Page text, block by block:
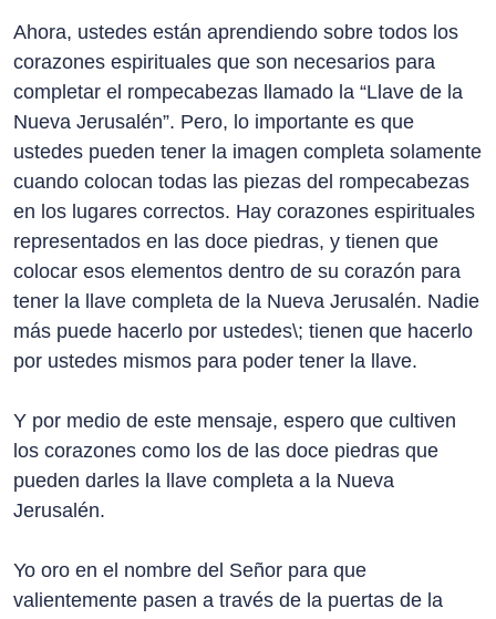
Ahora, ustedes están aprendiendo sobre todos los
corazones espirituales que son necesarios para
completar el rompecabezas llamado la “Llave de la
Nueva Jerusalén”. Pero, lo importante es que
ustedes pueden tener la imagen completa solamente
cuando colocan todas las piezas del rompecabezas
en los lugares correctos. Hay corazones espirituales
representados en las doce piedras, y tienen que
colocar esos elementos dentro de su corazón para
tener la llave completa de la Nueva Jerusalén. Nadie
más puede hacerlo por ustedes\; tienen que hacerlo
por ustedes mismos para poder tener la llave.
Y por medio de este mensaje, espero que cultiven
los corazones como los de las doce piedras que
pueden darles la llave completa a la Nueva
Jerusalén.
Yo oro en el nombre del Señor para que
valientemente pasen a través de la puertas de la